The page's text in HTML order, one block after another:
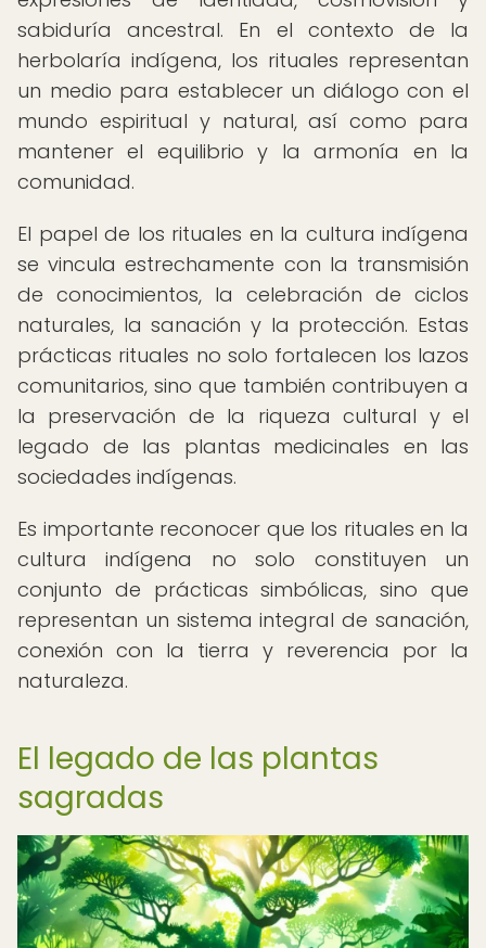
sabiduría ancestral. En el contexto de la
herbolaría indígena, los rituales representan
un medio para establecer un diálogo con el
mundo espiritual y natural, así como para
mantener el equilibrio y la armonía en la
comunidad.
El papel de los rituales en la cultura indígena
se vincula estrechamente con la transmisión
de conocimientos, la celebración de ciclos
naturales, la sanación y la protección. Estas
prácticas rituales no solo fortalecen los lazos
comunitarios, sino que también contribuyen a
la preservación de la riqueza cultural y el
legado de las plantas medicinales en las
sociedades indígenas.
Es importante reconocer que los rituales en la
cultura indígena no solo constituyen un
conjunto de prácticas simbólicas, sino que
representan un sistema integral de sanación,
conexión con la tierra y reverencia por la
naturaleza.
El legado de las plantas
sagradas